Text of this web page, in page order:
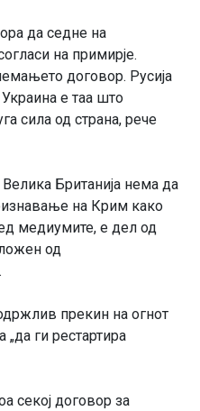
да седне на
на примирје.
договор. Русија
е таа што
сила од страна, рече
Велика Британија нема да
на Крим како
медиумите, е дел од
од
прекин на огнот
ги рестартира
секој договор за